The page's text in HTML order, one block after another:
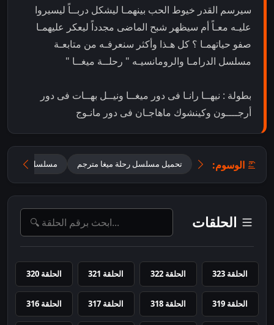
سيرسم القدر خيوط الحب بينهمـا ليشكل دربــاً ليسيروا
عليـه معـاً أم سيظهر شبح الماضى مجدداً ليعكر عليهمـا
صفو حياتهمـا ؟ كل هـذا وأكثر سنعرفـه من متابعـة
مسلسل الدرامـا والرومانسيـه " رحلــة ميغــا "
بطولة : نيهــا رانـا فى دور ميغــا ونيــل بهــات فى دور
أرجــــون وكينشوك ماهاجـان فى دور مانـوج
الوسوم: تحميل مسلسل رحلة ميغا مترجم مسلسل هندي
الحلقات
الحلقة 323 الحلقة 322 الحلقة 321 الحلقة 320
الحلقة 319 الحلقة 318 الحلقة 317 الحلقة 316